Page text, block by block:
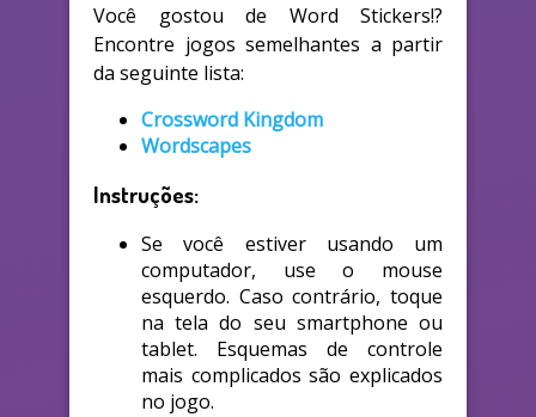
Você gostou de Word Stickers!?
Encontre jogos semelhantes a partir
da seguinte lista:
Crossword Kingdom
Wordscapes
Instruções:
Se você estiver usando um
computador, use o mouse
esquerdo. Caso contrário, toque
na tela do seu smartphone ou
tablet. Esquemas de controle
mais complicados são explicados
no jogo.